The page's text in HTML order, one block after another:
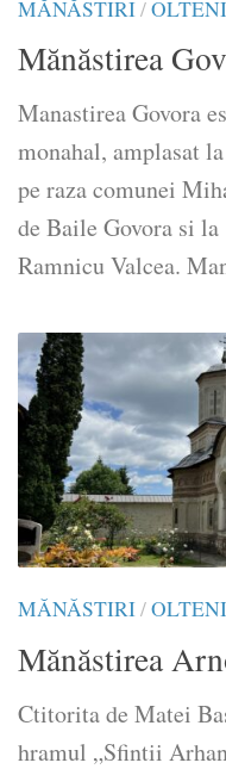
MĂNĂSTIRI/
Mănăstirea
Manastirea Govora
monahal, amplasat
pe raza comunei
de Baile Govora si
Ramnicu Valcea.
MĂNĂSTIRI/
Mănăstirea
Ctitorita de Matei
hramul „Sfintii